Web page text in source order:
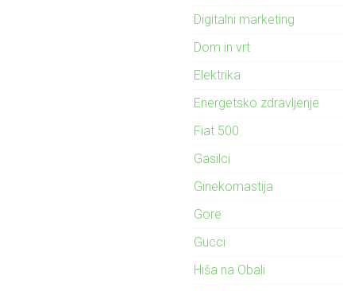
Digitalni marketing
Dom in vrt
Elektrika
Energetsko zdravljenje
Fiat 500
Gasilci
Ginekomastija
Gore
Gucci
Hiša na Obali